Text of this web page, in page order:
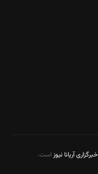
خبرگزاری آریانا نیوز است.